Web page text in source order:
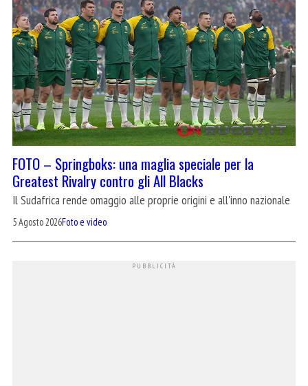
FOTO – Springboks: una maglia speciale per la
Greatest Rivalry contro gli All Blacks
Il Sudafrica rende omaggio alle proprie origini e all'inno nazionale
5 Agosto 2026Foto e video